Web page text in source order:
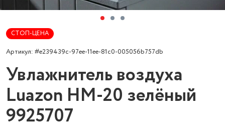
СТОП-ЦЕНА
Артикул: #e239439c-97ee-11ee-81c0-005056b757db
Увлажнитель воздуха
Luazon HM-20 зелёный
9925707